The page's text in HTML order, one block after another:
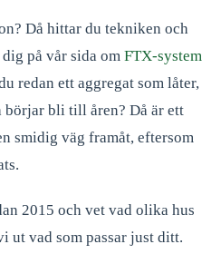
Då hittar du tekniken och
på vår sida om FTX-system
redan ett aggregat som låter,
bli till åren? Då är ett
smidig väg framåt, eftersom
2015 och vet vad olika hus
ut vad som passar just ditt.